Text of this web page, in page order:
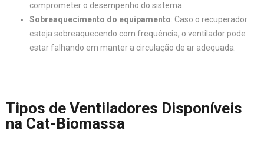
comprometer o desempenho do sistema.
Sobreaquecimento do equipamento: Caso o recuperador
esteja sobreaquecendo com frequência, o ventilador pode
estar falhando em manter a circulação de ar adequada.
Tipos de Ventiladores Disponíveis
na Cat-Biomassa